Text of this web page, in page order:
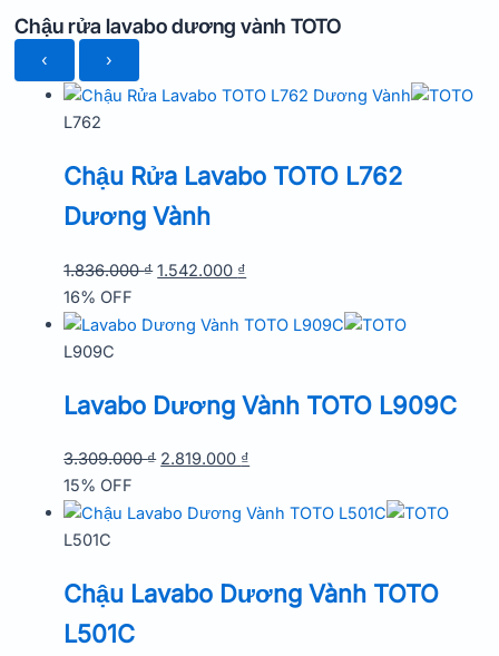
Chậu rửa lavabo dương vành TOTO
‹ ›
L762
Chậu Rửa Lavabo TOTO L762
Dương Vành
1.836.000₫ Giá
là:
1.542.000 ₫
tại
16% OFF
L909C
Lavabo Dương Vành TOTO L909C
3.309.000₫ Giá
là:
2.819.000 ₫
tại
15% OFF
L501C
Chậu Lavabo Dương Vành TOTO
L501C